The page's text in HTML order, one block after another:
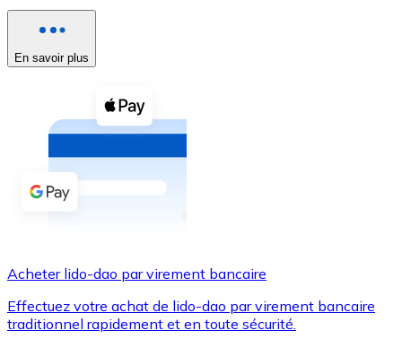
Voir toutes
Coupons crypto
Achetez des cryptomonnaies en espèces et d'autres
Acheter avec espèces
Virement SEPA
Utilisez les cartes Visa et Mastercard pour acheter
En savoir plus
Acheter lido-dao par virement bancaire
Effectuez votre achat de lido-dao par virement bancaire
traditionnel rapidement et en toute sécurité.